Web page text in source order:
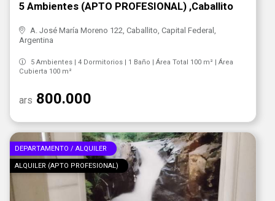
5 Ambientes (APTO PROFESIONAL) ,Caballito
A. José María Moreno 122, Caballito, Capital Federal,
Argentina
5 Ambientes | 4 Dormitorios | 1 Baño | Área Total 100 m² | Área
Cubierta 100 m²
ars 800.000
DEPARTAMENTO / ALQUILER
ALQUILER (APTO PROFESIONAL)